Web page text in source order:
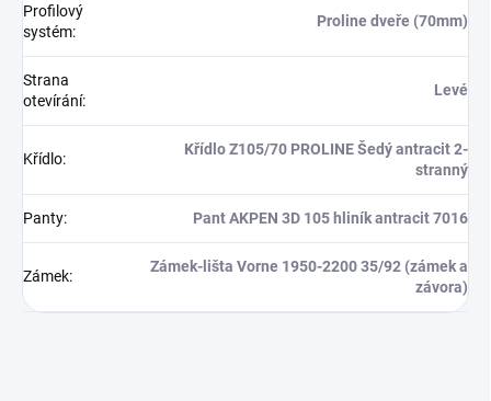
Profilový
systém:
Proline dveře (70mm)
Strana
otevírání:
Levé
Křídlo:
Křídlo Z105/70 PROLINE Šedý antracit 2-
stranný
Panty: Pant AKPEN 3D 105 hliník antracit 7016
Zámek:
Zámek-lišta Vorne 1950-2200 35/92 (zámek a
závora)